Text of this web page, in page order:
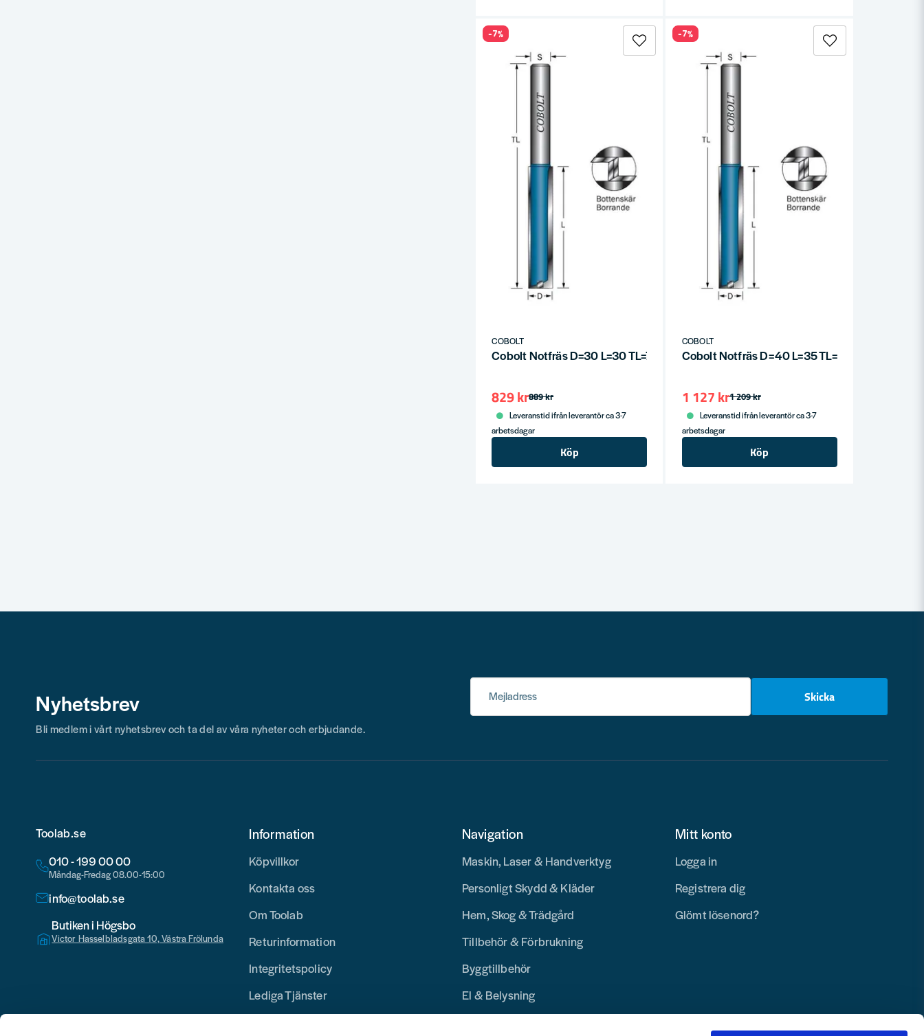
COBOLT
Cobolt Notfräs D=30 L=30 TL=72
889 kr
829 kr
Leveranstid ifrån leverantör ca 3-7
arbetsdagar
Köp
-7%
COBOLT
Cobolt Notfräs D=40 L=35 TL=90
1 209 kr
1 127 kr
Leveranstid ifrån leverantör ca 3-7
arbetsdagar
Köp
-7%
Nyhetsbrev Mejladress Skicka
Bli medlem i vårt nyhetsbrev och ta del av våra nyheter och erbjudande.
Toolab.se
010 - 199 00 00
Måndag-Fredag 08.00-15:00
info@toolab.se
Butiken i Högsbo
Victor Hasselbladsgata 10, Västra Frölunda
Information
Köpvillkor
Kontakta oss
Om Toolab
Returinformation
Integritetspolicy
Lediga Tjänster
Navigation
Maskin, Laser & Handverktyg
Personligt Skydd & Kläder
Hem, Skog & Trädgård
Tillbehör & Förbrukning
Byggtillbehör
El & Belysning
Mitt konto
Logga in
Registrera dig
Glömt lösenord?